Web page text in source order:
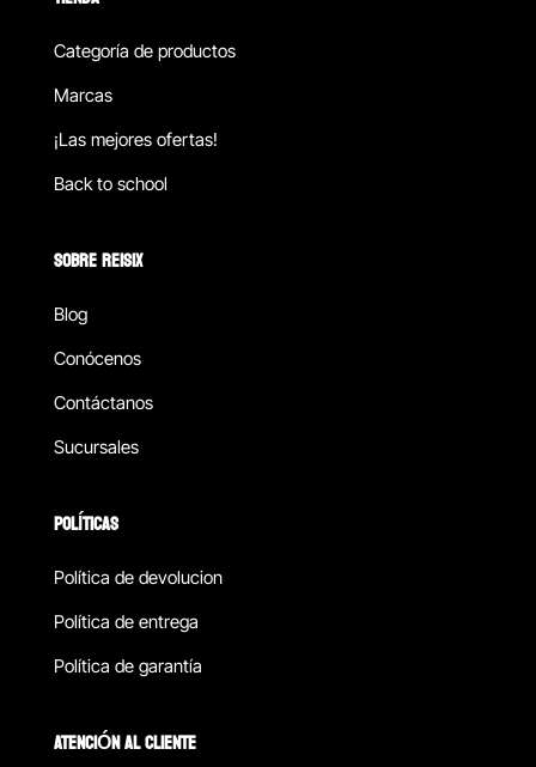
Categoría de productos
Marcas
¡Las mejores ofertas!
Back to school
SOBRE REISIX
Blog
Conócenos
Contáctanos
Sucursales
POLÍTICAS
Política de devolucion
Política de entrega
Política de garantía
ATENCIÓN AL CLIENTE